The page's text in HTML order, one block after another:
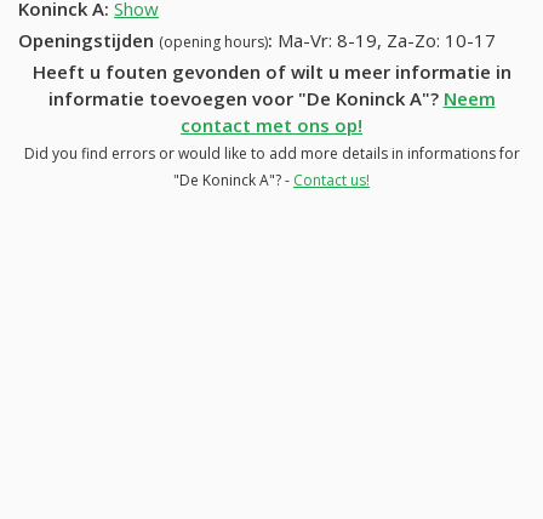
Koninck A: Show
Openingstijden (opening hours): Ma-Vr: 8-19, Za-Zo: 10-17
Heeft u fouten gevonden of wilt u meer informatie in
informatie toevoegen voor "De Koninck A"? Neem
contact met ons op!
Did you find errors or would like to add more details in informations for
"De Koninck A"? - Contact us!